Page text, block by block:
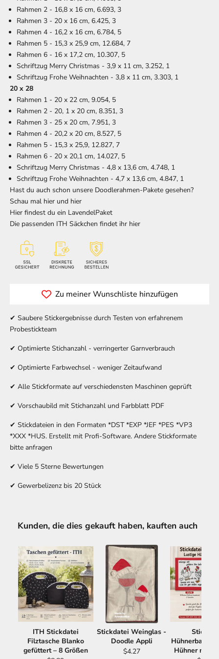
Rahmen 2 - 16,8 x 16 cm, 6.693, 3
Rahmen 3 - 20 x 16 cm, 6.425, 3
Rahmen 4 - 16,2 x 16 cm, 6.784, 5
Rahmen 5 - 15,3 x 25,9 cm, 12.684, 7
Rahmen 6 - 16 x 17,2 cm, 10.307, 5
Schriftzug Merry Christmas - 3,9 x 11 cm, 3.252, 1
Schriftzug Frohe Weihnachten - 3,8 x 11 cm, 3.303, 1
20 x 28
Rahmen 1 - 20 x 22 cm, 9.054, 5
Rahmen 2 - 20, 1 x 20 cm, 8.351, 3
Rahmen 3 - 25 x 20 cm, 7.951, 3
Rahmen 4 - 20,2 x 20 cm, 8.527, 5
Rahmen 5 - 15,3 x 25,9, 12.827, 7
Rahmen 6 - 20 x 20,1 cm, 14.027, 5
Schriftzug Merry Christmas - 4,8 x 13,6 cm, 4.748, 1
Schriftzug Frohe Weihnachten - 4,7 x 13,6 cm, 4.847, 1
Hast du auch schon unsere Doodlerahmen-Pakete gesehen?
Schau mal hier und hier
Hier findest du ein LavendelPaket
Die passenden ITH Säckchen findet ihr hier
Zu meiner Wunschliste hinzufügen
✔ Saubere Stickergebnisse durch Testen von erfahrenem
Probestickteam
✔ Optimierte Stichanzahl - verringerter Garnverbrauch
✔ Optimierte Farbwechsel - weniger Zeitaufwand
✔ Alle Stickformate auf verschiedensten Maschinen geprüft
✔ Vorschaubild mit Stichanzahl und Farbblatt PDF
✔ Stickdateien in den Formaten *DST *EXP *JEF *PES *VP3
*XXX *HUS. Erstellt mit Profi-Software. Andere Stickformate
bitte anfragen
✔ Viele 5 Sterne Bewertungen
✔ Gewerbelizenz bis 20 Stück
Kunden, die dies gekauft haben, kauften auch
ITH Stickdatei
Filztasche Blanko
gefüttert – 8 Größen
Stickdatei Weinglas -
Doodle Appli
$4.27
Hühnerbande
Hühner mit